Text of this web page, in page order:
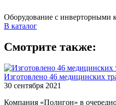
Оборудование с
В каталог
Смотрите также:
Изготовлено 46 медицинских
30 сентября 2021
Компания «Полигон» в